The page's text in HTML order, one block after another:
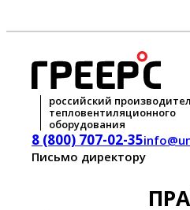
российский
тепловентиляционного
оборудования
8 (800) 707-02-35
Письмо директору